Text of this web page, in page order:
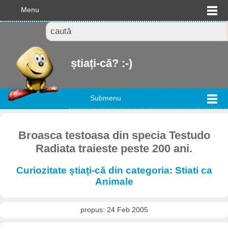
Menu
știați-că? :-)
Submenu
Broasca testoasa din specia Testudo
Radiata traieste peste 200 ani.
Curiozitate știați-că din categoria: Stiati ca
Animale
propus: 24 Feb 2005